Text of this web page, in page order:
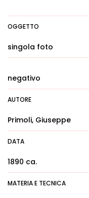
OGGETTO
singola foto
negativo
AUTORE
Primoli, Giuseppe
DATA
1890 ca.
MATERIA E TECNICA